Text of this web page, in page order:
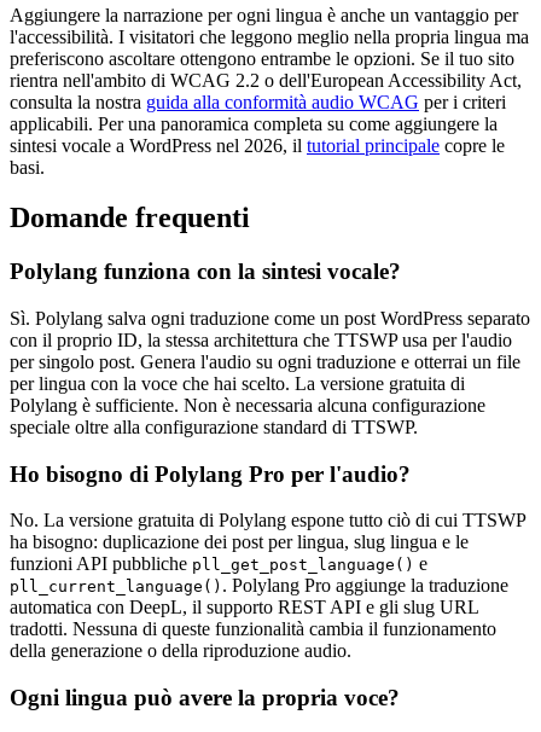
Aggiungere la narrazione per ogni lingua è anche un vantaggio per
l'accessibilità. I visitatori che leggono meglio nella propria lingua ma
preferiscono ascoltare ottengono entrambe le opzioni. Se il tuo sito
rientra nell'ambito di WCAG 2.2 o dell'European Accessibility Act,
consulta la nostra guida alla conformità audio WCAG per i criteri
applicabili. Per una panoramica completa su come aggiungere la
sintesi vocale a WordPress nel 2026, il tutorial principale copre le
basi.
Domande frequenti
Polylang funziona con la sintesi vocale?
Sì. Polylang salva ogni traduzione come un post WordPress separato
con il proprio ID, la stessa architettura che TTSWP usa per l'audio
per singolo post. Genera l'audio su ogni traduzione e otterrai un file
per lingua con la voce che hai scelto. La versione gratuita di
Polylang è sufficiente. Non è necessaria alcuna configurazione
speciale oltre alla configurazione standard di TTSWP.
Ho bisogno di Polylang Pro per l'audio?
No. La versione gratuita di Polylang espone tutto ciò di cui TTSWP
ha bisogno: duplicazione dei post per lingua, slug lingua e le
funzioni API pubbliche pll_get_post_language() e
pll_current_language() . Polylang Pro aggiunge la traduzione
automatica con DeepL, il supporto REST API e gli slug URL
tradotti. Nessuna di queste funzionalità cambia il funzionamento
della generazione o della riproduzione audio.
Ogni lingua può avere la propria voce?